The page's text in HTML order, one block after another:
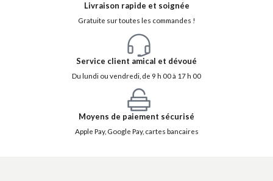
Livraison rapide et soignée
Gratuite sur toutes les commandes !
Service client amical et dévoué
Du lundi ou vendredi, de 9 h 00 à 17 h 00
Moyens de paiement sécurisé
Apple Pay, Google Pay, cartes bancaires